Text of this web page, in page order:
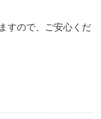
すので、ご安心くだ